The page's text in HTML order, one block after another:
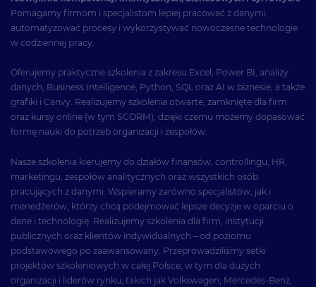
Pomagamy firmom i specjalistom lepiej pracować z danymi,
automatyzować procesy i wykorzystywać nowoczesne technologie
w codziennej pracy.
Oferujemy praktyczne szkolenia z zakresu Excel, Power BI, analizy
danych, Business Intelligence, Python, SQL oraz AI w biznesie, a także
grafiki i Canvy. Realizujemy szkolenia otwarte, zamknięte dla firm
oraz kursy online (w tym SCORM), dzięki czemu możemy dopasować
formę nauki do potrzeb organizacji i zespołów.
Nasze szkolenia kierujemy do działów finansów, controllingu, HR,
marketingu, zespołów analitycznych oraz wszystkich osób
pracujących z danymi. Wspieramy zarówno specjalistów, jak i
menedżerów, którzy chcą podejmować lepsze decyzje w oparciu o
dane i technologię. Realizujemy szkolenia dla firm, instytucji
publicznych oraz klientów indywidualnych – od poziomu
podstawowego po zaawansowany. Przeprowadziliśmy setki
projektów szkoleniowych w całej Polsce, w tym dla dużych
organizacji i liderów rynku, takich jak Volkswagen, Mercedes-Benz,